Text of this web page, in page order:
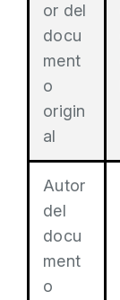
or del
docu
ment
o
origin
al
Autor
del
docu
ment
o